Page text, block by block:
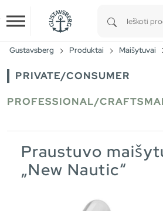
Skip to main content
Gustavsberg Produktai Maišytuvai
PRIVATE/CONSUMER
PROFESSIONAL/
Praustuvo
„New Nautic“